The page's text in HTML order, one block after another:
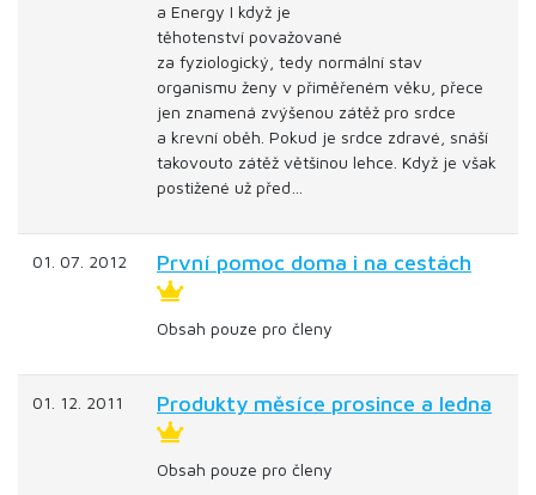
a Energy I když je
těhotenství považované
za fyziologický, tedy normální stav
organismu ženy v přiměřeném věku, přece
jen znamená zvýšenou zátěž pro srdce
a krevní oběh. Pokud je srdce zdravé, snáší
takovouto zátěž většinou lehce. Když je však
postižené už před…
01. 07. 2012 První pomoc doma i na cestách
Obsah pouze pro členy
01. 12. 2011 Produkty měsíce prosince a ledna
Obsah pouze pro členy